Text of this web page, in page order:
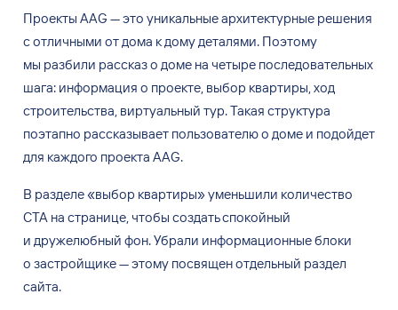
Проекты AAG — это уникальные архитектурные решения
сотличными отдома кдому деталями. Поэтому
мы разбили рассказ о доме на четыре последовательных
шага: информация о проекте, выбор квартиры, ход
строительства, виртуальный тур. Такая структура
поэтапно рассказывает пользователю о доме и подойдет
для каждого проекта AAG.
В разделе «выбор квартиры» уменьшили количество
CTA на странице, чтобы создать спокойный
и дружелюбный фон. Убрали информационные блоки
о застройщике — этому посвящен отдельный раздел
сайта.